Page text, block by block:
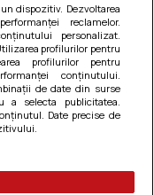
preferințele
dispozitiv. Dezvoltarea
reclamelor.
personalizat.
profilurilor pentru
profilurilor pentru
conținutului.
de date din surse
selecta publicitatea.
Date precise de